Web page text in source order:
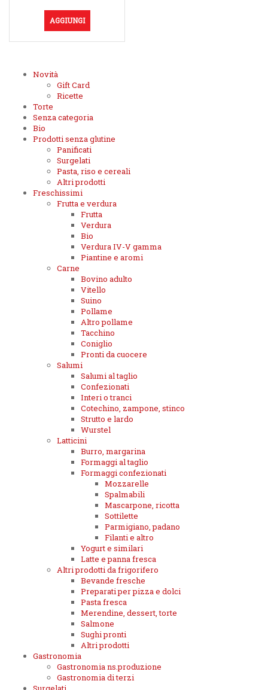
originale
era:
€3,25.
attuale
è:
€1,99.
AGGIUNGI
Novità
Gift Card
Ricette
Torte
Senza categoria
Bio
Prodotti senza glutine
Panificati
Surgelati
Pasta, riso e cereali
Altri prodotti
Freschissimi
Frutta e verdura
Frutta
Verdura
Bio
Verdura IV-V gamma
Piantine e aromi
Carne
Bovino adulto
Vitello
Suino
Pollame
Altro pollame
Tacchino
Coniglio
Pronti da cuocere
Salumi
Salumi al taglio
Confezionati
Interi o tranci
Cotechino, zampone, stinco
Strutto e lardo
Wurstel
Latticini
Burro, margarina
Formaggi al taglio
Formaggi confezionati
Mozzarelle
Spalmabili
Mascarpone, ricotta
Sottilette
Parmigiano, padano
Filanti e altro
Yogurt e similari
Latte e panna fresca
Altri prodotti da frigorifero
Bevande fresche
Preparati per pizza e dolci
Pasta fresca
Merendine, dessert, torte
Salmone
Sughi pronti
Altri prodotti
Gastronomia
Gastronomia ns.produzione
Gastronomia di terzi